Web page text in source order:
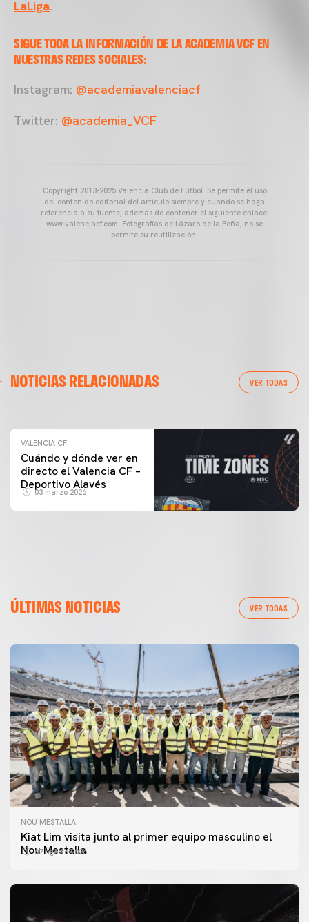
LaLiga.
SIGUE TODA LA INFORMACIÓN DE LA ACADEMIA VCF EN
NUESTRAS REDES SOCIALES:
Instagram: @academiavalenciacf
Twitter: @academia_VCF
Copyright 2013-2025 Valencia Club de Fútbol. Se permite el uso
del contenido editorial del artículo siempre y cuando se haga
referencia a su fuente, además de contener el siguiente enlace:
www.valenciacf.com. Fotografías de Lázaro de la Peña, no se
permite su reutilización.
NOTICIAS RELACIONADAS VER TODAS
ENTRENAMIENTO DEL VALENCIA CF 04/03/26
VALENCIA CF
Cuándo y dónde ver en
directo el Valencia CF –
Deportivo Alavés
03 marzo 2026
ÚLTIMAS NOTICIAS VER TODAS
NOU MESTALLA
Kiat Lim visita junto al primer equipo masculino el
Nou Mestalla
07 agosto 2026